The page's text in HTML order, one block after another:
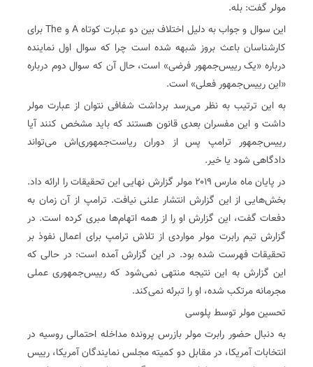
مولر گفت: بله.
این سوال و جواب به دلیل اختلاف بین دو عبارت کوتاه A و The برای
کارشناسان باعث بروز شبهه شده است‌ چرا که سوال اول نماینده
درباره «یک رییس‌جمهور فرضی» است، حال آن که سوال دوم درباره
«این رییس‌جمهور فعلی» است.
به این ترتیب به نظر می‌رسد برداشت شفافی نتوان از عبارت مولر
داشت و این مفسران بعدی قانون هستند که باید مشخص کنند آیا
رییس‌جمهور ترامپ پس از دوران ریاست‌جمهوری‌اش می‌تواند
دادگاهی شود یا خیر.
در پایان ماه مارس ۲۰۱۹ مولر گزارش نهایی این تحقیقات را ارائه داد.
بخش‌هایی از این گزارش انتشار علنی نیافت. ترامپ از آن زمان به
دفعات گفت، این گزارش او را از همه اتهام‌ها مبری کرده است. در
گزارش تیم رابرت مولر مواردی از تلاش ترامپ برای اعمال نفوذ بر
تحقیقات فهرست شده بود. در این گزارش آمده است: در حالی که
این گزارش به این نتیجه منتهی نمی‌شود که رییس‌جمهوری عملی
مجرمانه مرتکب شده، او را تبرئه نمی‌کند.
تحسین مولر توسط پلوسی
به دنبال حضور رابرت مولر بازرس پرونده مداخله احتمالی روسیه در
انتخابات آمریکا، در مقابل دو کمیته مجلس نمایندگان آمریکا، رییس